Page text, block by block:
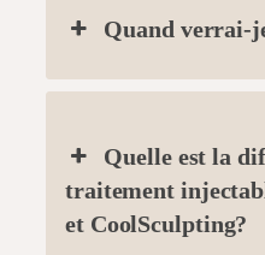
Quand verrai-
Quelle est la
traitement
et CoolSculpting?